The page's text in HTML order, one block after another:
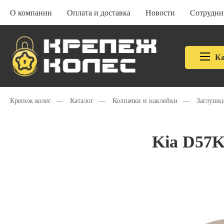
О компании Оплата и доставка Новости
Крепеж колес — Каталог — Колпачки и наклейки —
Kia